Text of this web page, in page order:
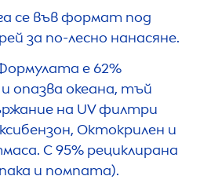
се във формат под
за по-лесно нанасяне.
е 62%
опазва океана, тъй
на UV филтри
Октокрилен и
С 95% рециклирана
и помпата).